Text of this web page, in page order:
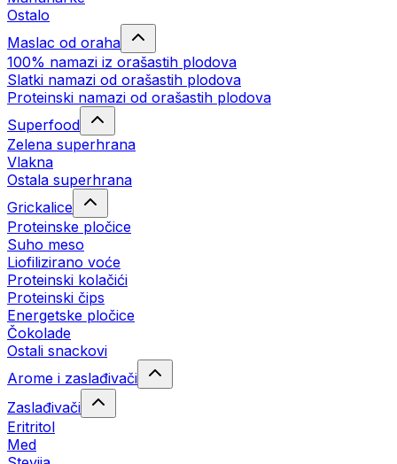
Ostalo
Maslac od oraha
100% namazi iz orašastih plodova
Slatki namazi od orašastih plodova
Proteinski namazi od orašastih plodova
Superfood
Zelena superhrana
Vlakna
Ostala superhrana
Grickalice
Proteinske pločice
Suho meso
Liofilizirano voće
Proteinski kolačići
Proteinski čips
Energetske pločice
Čokolade
Ostali snackovi
Arome i zaslađivači
Zaslađivači
Eritritol
Med